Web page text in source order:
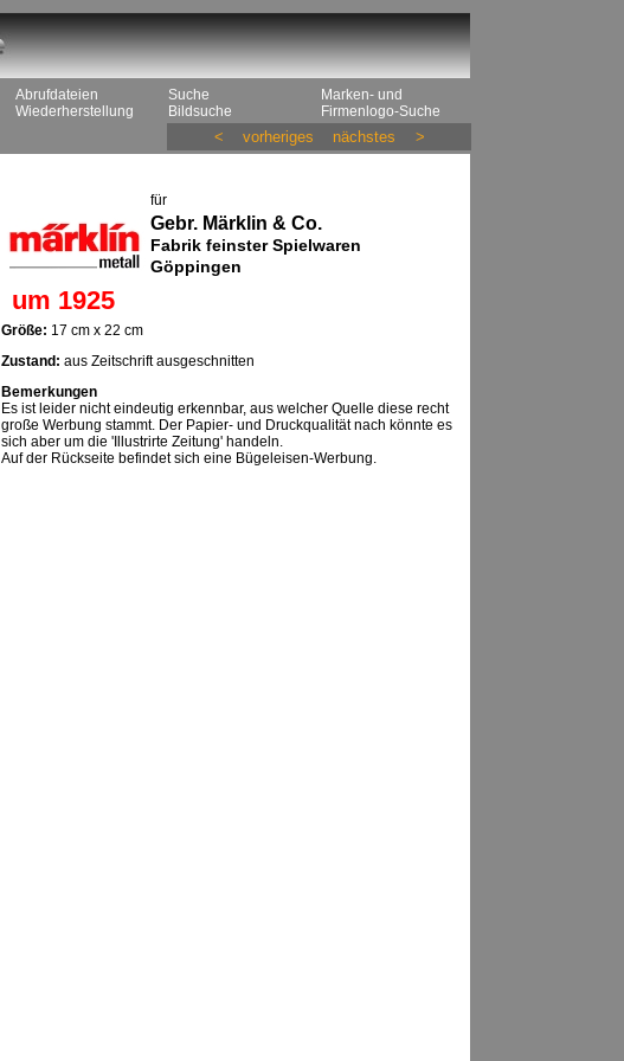
Abrufdateien
Wiederherstellung
Suche
Bildsuche
Marken- und
Firmenlogo-Suche
< vorheriges nächstes >
für
Gebr. Märklin & Co.
Fabrik feinster Spielwaren
Göppingen
um 1925
Größe: 17 cm x 22 cm
Zustand: aus Zeitschrift ausgeschnitten
Bemerkungen
Es ist leider nicht eindeutig erkennbar, aus welcher Quelle diese recht
große Werbung stammt. Der Papier- und Druckqualität nach könnte es
sich aber um die 'Illustrirte Zeitung' handeln.
Auf der Rückseite befindet sich eine Bügeleisen-Werbung.